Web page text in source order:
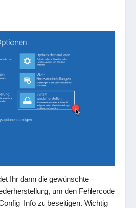
Ihr dann die gewünschte
um den Fehlercode
zu beseitigen. Wichtig